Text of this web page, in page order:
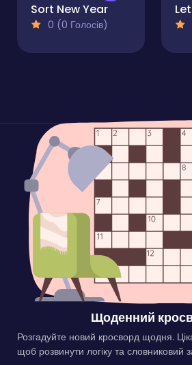
Sort New Year
0 (0 Голосів)
Щоденний
Розгадуйте новий кросворд щодня.
щоб розвинути логіку та словниковий